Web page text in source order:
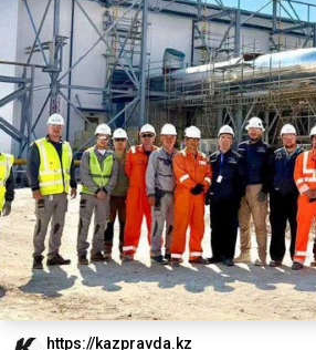
https://kazpravda.kz